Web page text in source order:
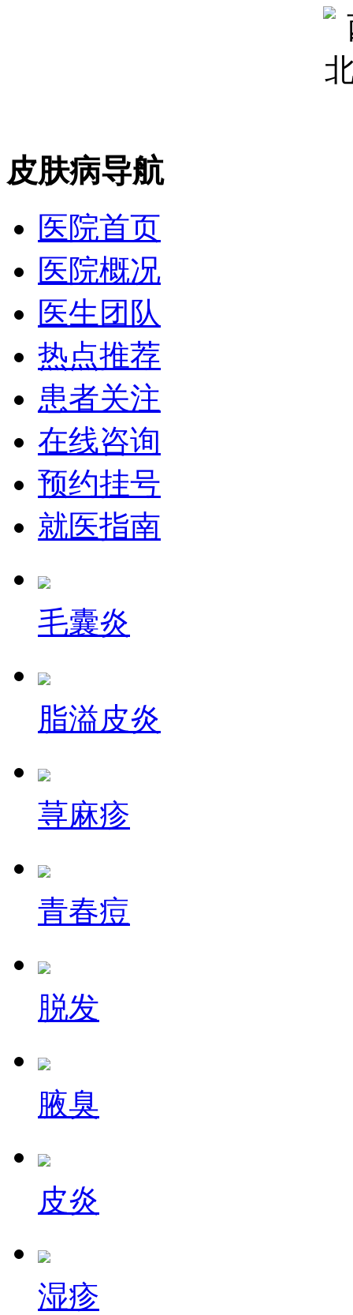
皮肤病导航
医院首页
医院概况
医生团队
热点推荐
患者关注
在线咨询
预约挂号
就医指南
毛囊炎
脂溢皮炎
荨麻疹
青春痘
脱发
腋臭
皮炎
湿疹